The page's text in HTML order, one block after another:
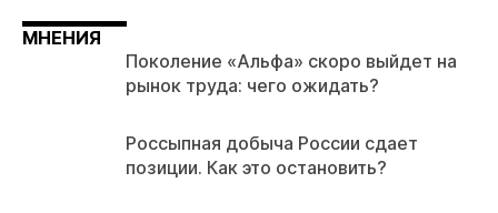
МНЕНИЯ
Поколение «Альфа» скоро выйдет на
рынок труда: чего ожидать?
Россыпная добыча России сдает
позиции. Как это остановить?